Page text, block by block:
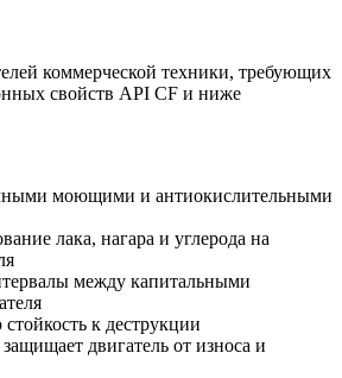
коммерческой техники, требующих
свойств API CF и ниже
моющими и антиокислительными
лака, нагара и углерода на
между капитальными
к деструкции
двигатель от износа и